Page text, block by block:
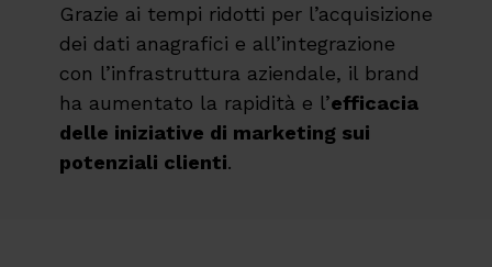
Grazie ai tempi ridotti per l’acquisizione
dei dati anagrafici e all’integrazione
con l’infrastruttura aziendale, il brand
ha aumentato la rapidità e l’efficacia
delle iniziative di marketing sui
potenziali clienti.